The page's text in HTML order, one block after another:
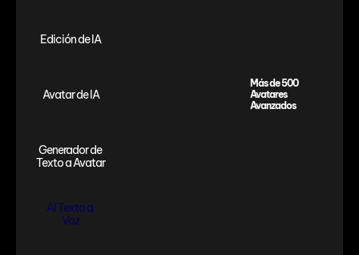
Edición de IA
Avatar de IA
Más de 500
Avatares
Avanzados
Generador de
Texto a Avatar
AI Texto a
Voz